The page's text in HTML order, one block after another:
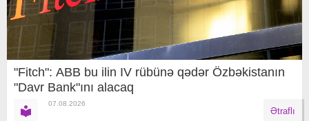
"Fitch": ABB bu ilin IV rübünə qədər Özbəkistanın
"Davr Bank"ını alacaq
07.08.2026
Ətraflı